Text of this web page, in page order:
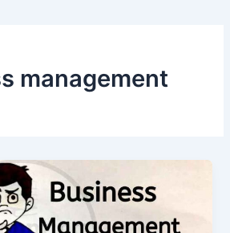
management